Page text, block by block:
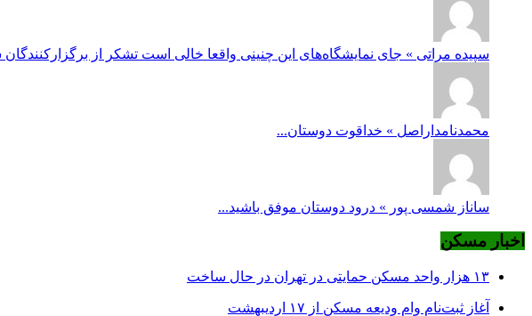
سپیده مراتی » جای نمایشگاه‌های این چنینی واقعا خالی است تشکر از
محمدنامداراصل » خداقوت دوستان...
ساناز شمسی پور » درود دوستان موفق باشید...
اخبار مسکن
۱۳ هزار واحد مسکن حمایتی در تهران در حال ساخت
آغاز ثبت‌نام وام ودیعه مسکن از ۱۷ اردیبهشت